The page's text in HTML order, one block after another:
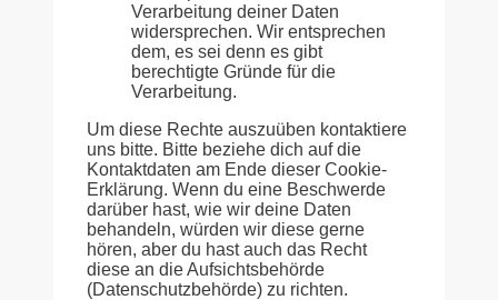
Verarbeitung deiner Daten
widersprechen. Wir entsprechen
dem, es sei denn es gibt
berechtigte Gründe für die
Verarbeitung.
Um diese Rechte auszuüben kontaktiere
uns bitte. Bitte beziehe dich auf die
Kontaktdaten am Ende dieser Cookie-
Erklärung. Wenn du eine Beschwerde
darüber hast, wie wir deine Daten
behandeln, würden wir diese gerne
hören, aber du hast auch das Recht
diese an die Aufsichtsbehörde
(Datenschutzbehörde) zu richten.